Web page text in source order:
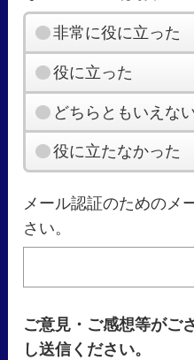
非常に役に立った
役に立った
どちらともいえな
役に立たなかった
メール認証のためのメ
さい。
ご意見・ご感想等がご
し送信ください。